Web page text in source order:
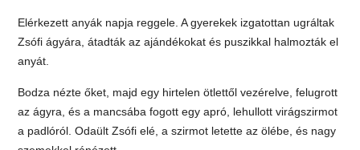
Elérkezett anyák napja reggele. A gyerekek izgatottan ugráltak
Zsófi ágyára, átadták az ajándékokat és puszikkal halmozták el
anyát.
Bodza nézte őket, majd egy hirtelen ötlettől vezérelve, felugrott
az ágyra, és a mancsába fogott egy apró, lehullott virágszirmot
a padlóról. Odaült Zsófi elé, a szirmot letette az ölébe, és nagy